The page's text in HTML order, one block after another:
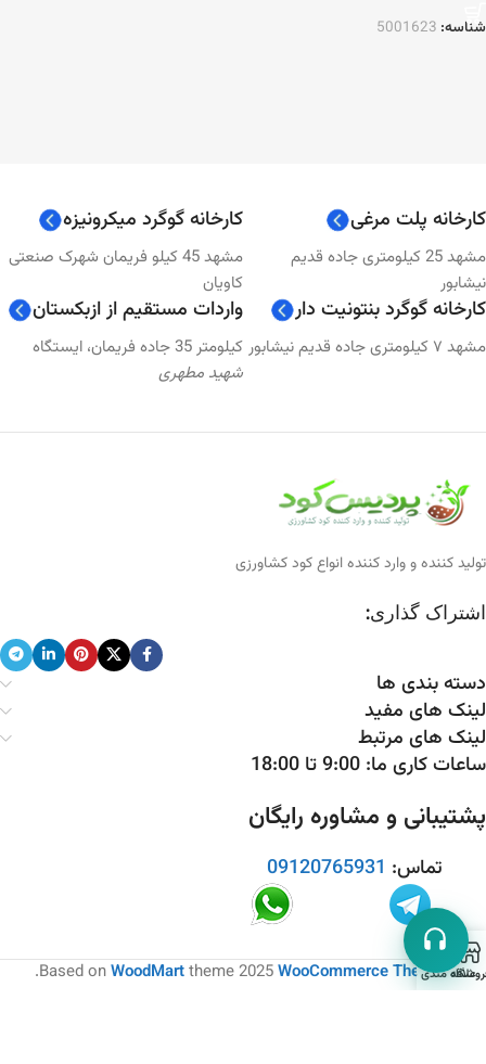
شناسه: 5001623
کارخانه پلت مرغی
مشهد 25 کیلومتری جاده قدیم
نیشابور
کارخانه گوگرد میکرونیزه
مشهد 45 کیلو فریمان شهرک صنعتی
کاویان
کارخانه گوگرد بنتونیت دار
مشهد ۷ کیلومتری جاده قدیم نیشابور
واردات مستقیم از ازبکستان
کیلومتر 35 جاده فریمان، ایستگاه
شهید مطهری
تولید کننده و وارد کننده انواع کود کشاورزی
اشتراک گذاری:
دسته بندی ها
لینک های مفید
لینک های مرتبط
ساعات کاری ما: 9:00 تا 18:00
پشتیبانی و مشاوره رایگان
تماس: 09120765931
Based onWoodMarttheme 2025WooCommerce Themes
. علاقه مندی ها